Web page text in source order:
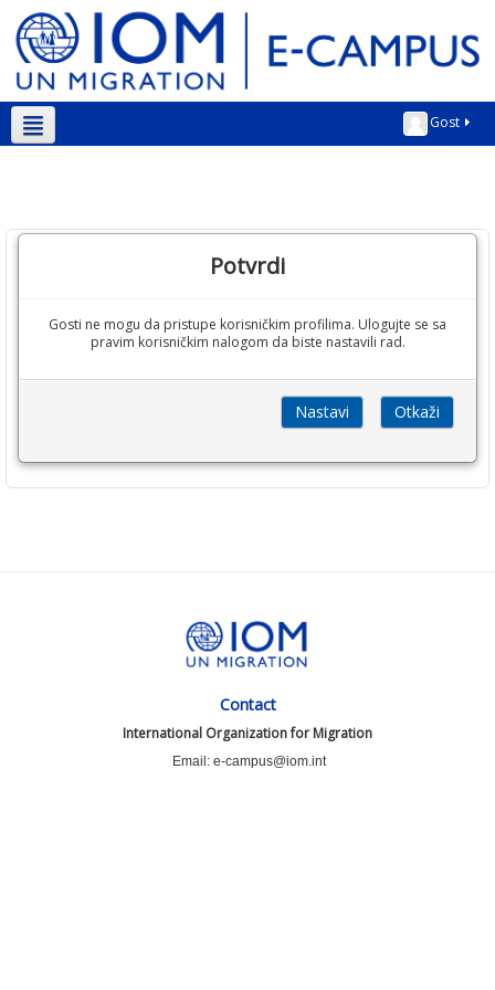
Gost
Potvrdi
Gosti ne mogu da pristupe korisničkim profilima. Ulogujte se sa
pravim korisničkim nalogom da biste nastavili rad.
Contact
International Organization for Migration
Email: e-campus@iom.int